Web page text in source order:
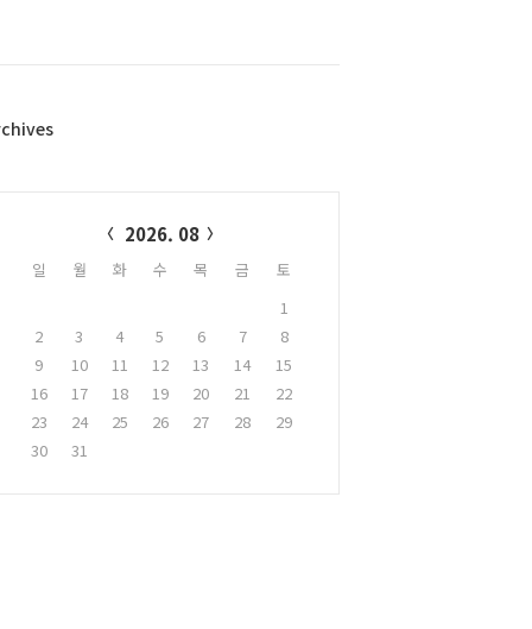
2026. 08
일 월 화 수 목 금
토
1
2
3 4 5 6 7
8
9
10 11 12 13 14
15
16
17 18 19 20 21
22
23
24 25 26 27 28
29
30
31